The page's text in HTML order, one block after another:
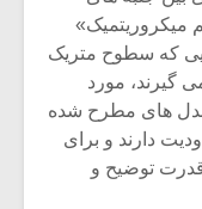
میکروریتمیک»
که سطوح متریک
گیرند، مورد
های مطرح شده
دارند و برای
توضیح و
سکانسی